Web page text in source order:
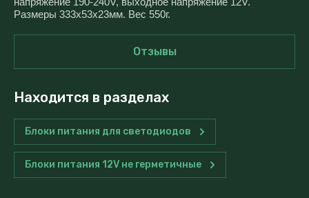
Размеры 333x53x23мм. Вес 550г.
Отзывы
Находится в разделах
Блоки питания для светодиодов
Блоки питания 12V не герметичные